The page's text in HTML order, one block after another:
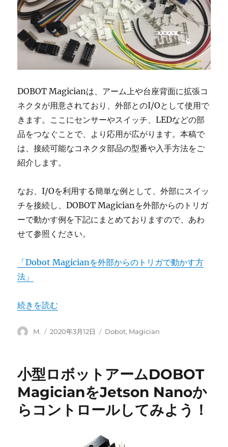
DOBOT Magicianは、アーム上や台座背面に拡張コ
ネクタが用意されており、外部とのI/Oとして使用で
きます。ここにセンサーやスイッチ、LEDなどの部
品をつなぐことで、より応用が広がります。本稿で
は、接続可能なコネクタ部品の型番や入手方法をご
紹介します。
なお、I/Oを利用する簡単な例として、外部にスイッ
チを接続し、DOBOT Magicianを外部からのトリガ
ーで動かす例を下記にまとめておりますので、あわ
せて参照ください。
「Dobot Magicianを外部からのトリガで動かす方
法」
“DOBOT Magicianのコネクタパーツの調達方法” の
続きを読む
投
M.
投
2020年3月12日
カ
ー
Dobot, Magician
小型ロボットアームDOBOT
MagicianをJetson Nanoか
らコントロールしてみよう！